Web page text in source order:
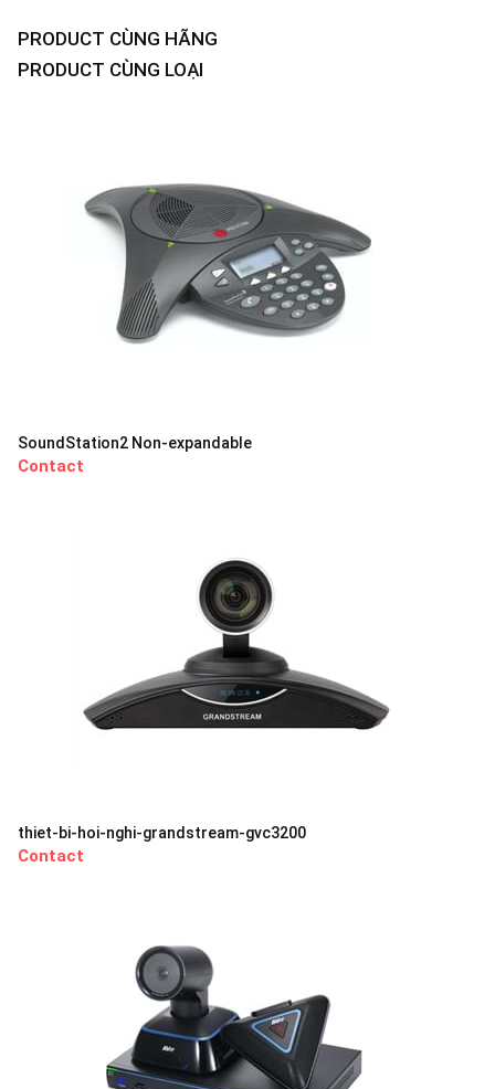
PRODUCT CÙNG HÃNG
PRODUCT CÙNG LOẠI
SoundStation2 Non-expandable
Contact
thiet-bi-hoi-nghi-grandstream-gvc3200
Contact